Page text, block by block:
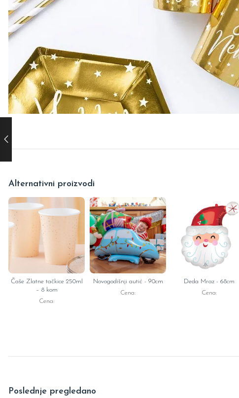
Alternativni proizvodi
Čaše Zlatne tačkice 250ml
– 8 kom
Cena:
Novogodišnji autić - 90cm
Cena:
Deda Mraz - 68cm
Cena:
Poslednje pregledano